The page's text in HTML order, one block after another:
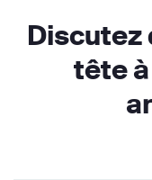
Discutez
tête